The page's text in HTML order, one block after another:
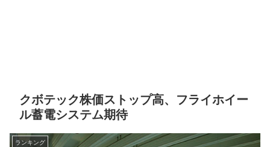
クボテック株価ストップ高、フライホイー
ル蓄電システム期待
ランキング